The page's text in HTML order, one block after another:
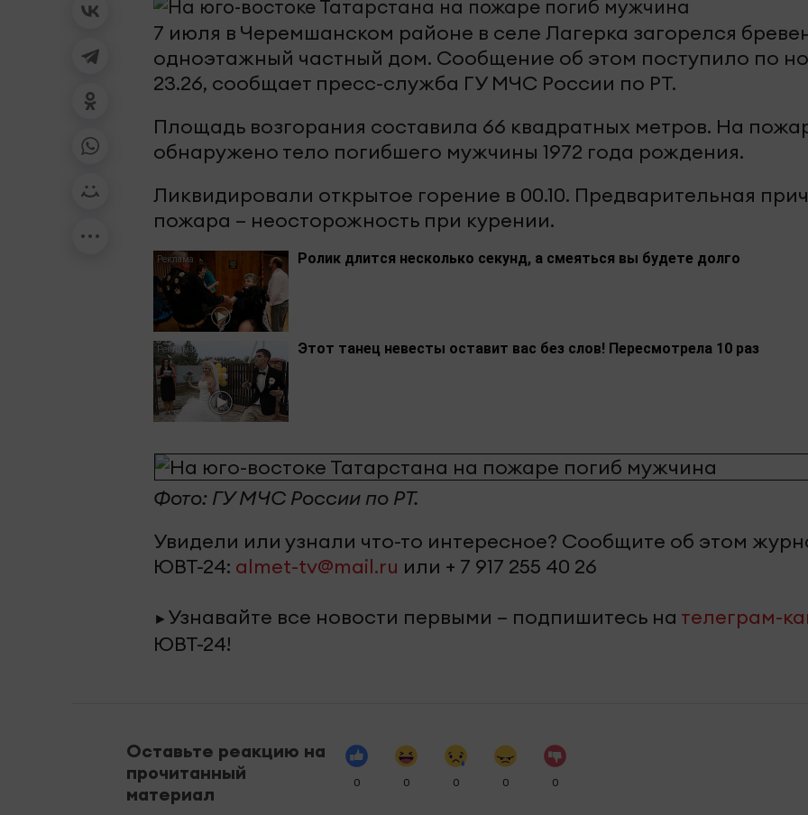
7 июля в Черемшанском районе в селе Лагерка загорелся
одноэтажный частный дом. Сообщение об этом поступило по
23.26, сообщает пресс-служба ГУ МЧС России по РТ.
Площадь возгорания составила 66 квадратных метров. На
обнаружено тело погибшего мужчины 1972 года рождения.
Ликвидировали открытое горение в 00.10. Предварительная
пожара – неосторожность при курении.
Ролик длится несколько секунд, а смеяться вы будете долго
Этот танец невесты оставит вас без слов! Пересмотрела 10 раз
Фото: ГУ МЧС России по РТ.
Увидели или узнали что-то интересное? Сообщите об этом
ЮВТ-24: almet-tv@mail.ru или + 7 917 255 40 26
► Узнавайте все новости первыми – подпишитесь на телеграм-
ЮВТ-24!
Оставьте реакцию на
прочитанный
материал
0 0 0 0 0